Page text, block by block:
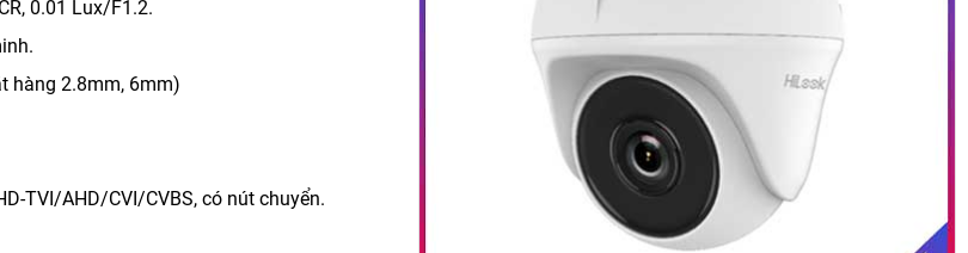
0.01 Lux/F1.2.
hàng 2.8mm, 6mm)
TVI/AHD/CVI/CVBS, có nút chuyển.